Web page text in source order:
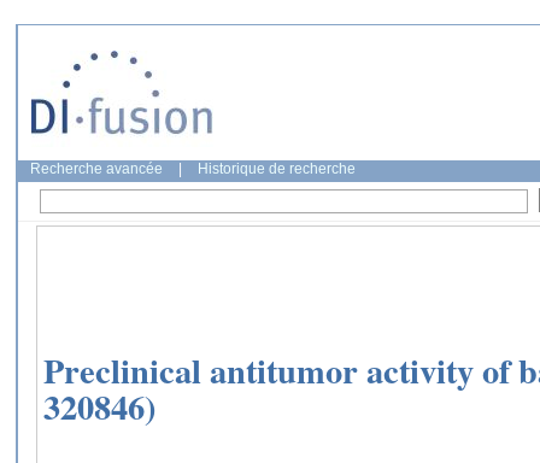
Recherche avancée Historique de recherche
Preclinical antitumor activity of
320846)